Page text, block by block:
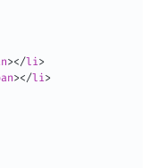
></li>
></li>